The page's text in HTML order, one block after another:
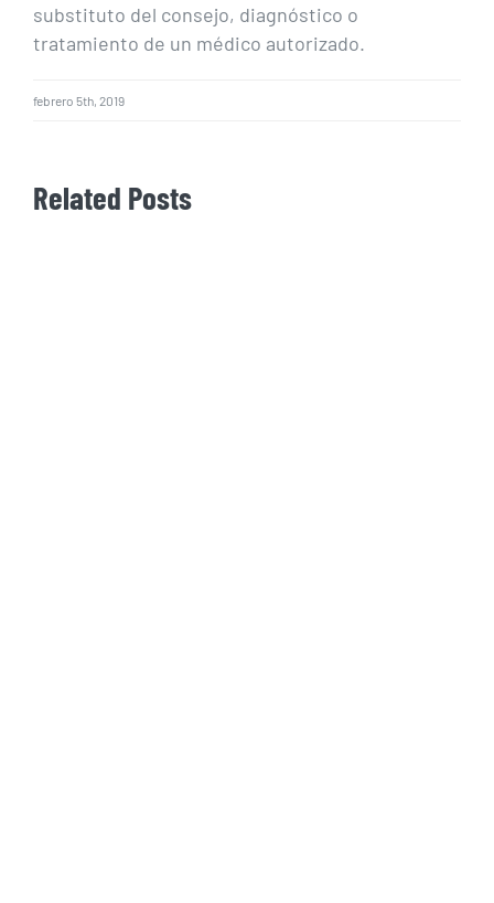
substituto del consejo, diagnóstico o
tratamiento de un médico autorizado.
febrero 5th, 2019
Related Posts